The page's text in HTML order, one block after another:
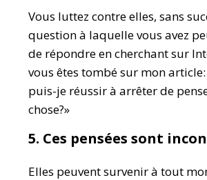
Vous luttez contre elles, sans
question à laquelle vous avez
de répondre en cherchant sur
vous êtes tombé sur mon
puis-je réussir à arrêter de
chose?»
5. Ces pensées sont
Elles peuvent survenir à tout